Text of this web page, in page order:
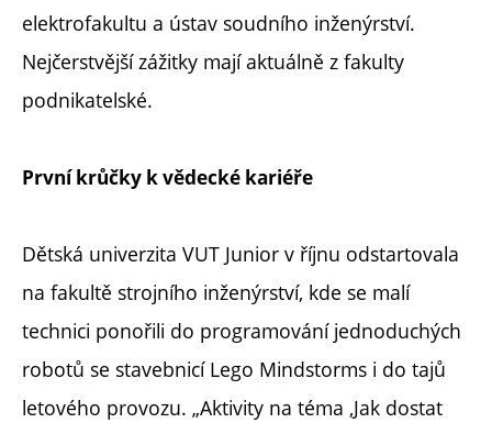
elektrofakultu a ústav soudního inženýrství.
Nejčerstvější zážitky mají aktuálně z fakulty
podnikatelské.
První krůčky k vědecké kariéře
Dětská univerzita VUT Junior v říjnu odstartovala
na fakultě strojního inženýrství, kde se malí
technici ponořili do programování jednoduchých
robotů se stavebnicí Lego Mindstorms i do tajů
letového provozu. „Aktivity na téma ‚Jak dostat